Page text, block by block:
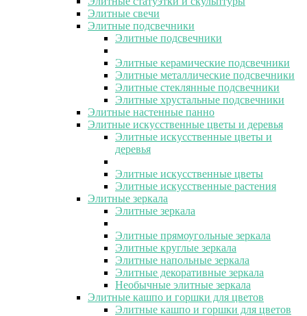
Элитные свечи
Элитные подсвечники
Элитные подсвечники
Элитные керамические подсвечники
Элитные металлические подсвечники
Элитные стеклянные подсвечники
Элитные хрустальные подсвечники
Элитные настенные панно
Элитные искусственные цветы и деревья
Элитные искусственные цветы и
деревья
Элитные искусственные цветы
Элитные искусственные растения
Элитные зеркала
Элитные зеркала
Элитные прямоугольные зеркала
Элитные круглые зеркала
Элитные напольные зеркала
Элитные декоративные зеркала
Необычные элитные зеркала
Элитные кашпо и горшки для цветов
Элитные кашпо и горшки для цветов